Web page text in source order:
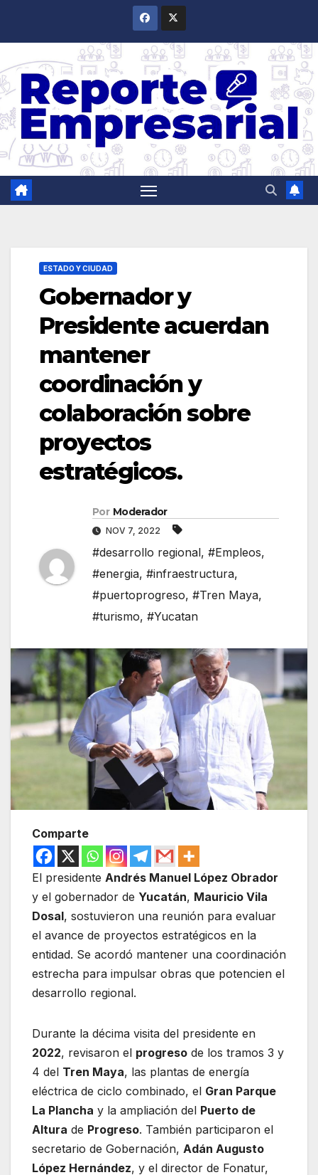
ESTADO Y CIUDAD
Gobernador y
Presidente acuerdan
mantener
coordinación y
colaboración sobre
proyectos
estratégicos.
Por Moderador
NOV 7, 2022
#desarrollo regional, #Empleos,
#energia, #infraestructura,
#puertoprogreso, #Tren Maya,
#turismo, #Yucatan
Comparte
El presidente Andrés Manuel López Obrador
y el gobernador de Yucatán, Mauricio Vila
Dosal, sostuvieron una reunión para evaluar
el avance de proyectos estratégicos en la
entidad. Se acordó mantener una coordinación
estrecha para impulsar obras que potencien el
desarrollo regional.
Durante la décima visita del presidente en
2022, revisaron el progreso de los tramos 3 y
4 del Tren Maya, las plantas de energía
eléctrica de ciclo combinado, el Gran Parque
La Plancha y la ampliación del Puerto de
Altura de Progreso. También participaron el
secretario de Gobernación, Adán Augusto
López Hernández, y el director de Fonatur,